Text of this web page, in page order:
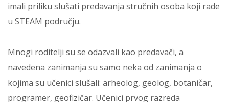
imali priliku slušati predavanja stručnih osoba koji rade
u STEAM području.
Mnogi roditelji su se odazvali kao predavači, a
navedena zanimanja su samo neka od zanimanja o
kojima su učenici slušali: arheolog, geolog, botaničar,
programer, geofizičar. Učenici prvog razreda